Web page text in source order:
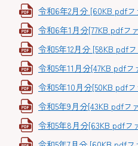
令和6年2月分 [60KB pdfフ
令和6年1月分[77KB pdfフ
令和5年12月分 [58KB pdf
令和5年11月分[47KB pdfフ
令和5年10月分[50KB pdf
令和5年9月分[43KB pdfフ
令和5年8月分[63KB pdfフ